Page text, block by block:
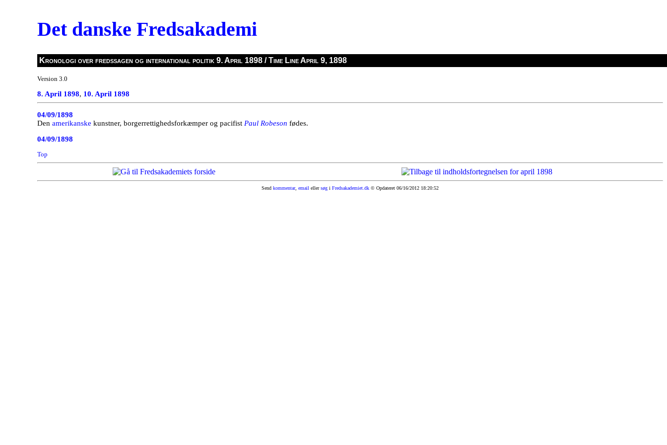
Det danske Fredsakademi
Kronologi over fredssagen og international politik 9. April 1898 / Time Line April 9, 1898
Version 3.0
8. April 1898, 10. April 1898
04/09/1898
Den amerikanske kunstner, borgerrettighedsforkæmper og pacifist Paul Robeson fødes.
04/09/1898
Top
Send kommentar, email ellersøg i Fredsakademiet.dk © Opdateret 06/16/2012 18:20:52